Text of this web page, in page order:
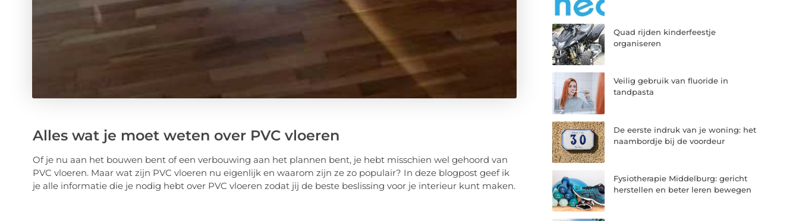
Alles wat je moet weten over PVC vloeren
Of je nu aan het bouwen bent of een verbouwing aan het plannen bent, je hebt misschien wel gehoord van
PVC vloeren. Maar wat zijn PVC vloeren nu eigenlijk en waarom zijn ze zo populair? In deze blogpost geef ik
je alle informatie die je nodig hebt over PVC vloeren zodat jij de beste beslissing voor je interieur kunt maken.
Quad rijden kinderfeestje
organiseren
Veilig gebruik van fluoride in
tandpasta
De eerste indruk van je woning: het
naambordje bij de voordeur
Fysiotherapie Middelburg: gericht
herstellen en beter leren bewegen